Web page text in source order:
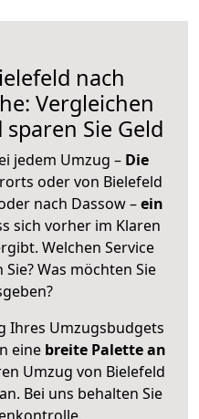
nach
Vergleichen
Sie Geld
jedem Umzug – Die
oder von Bielefeld
nach Dassow –ein
sich vorher im Klaren
Welchen Service
Was möchten Sie
Ihres Umzugsbudgets
eine breite Palette an
Umzug von Bielefeld
Bei uns behalten Sie